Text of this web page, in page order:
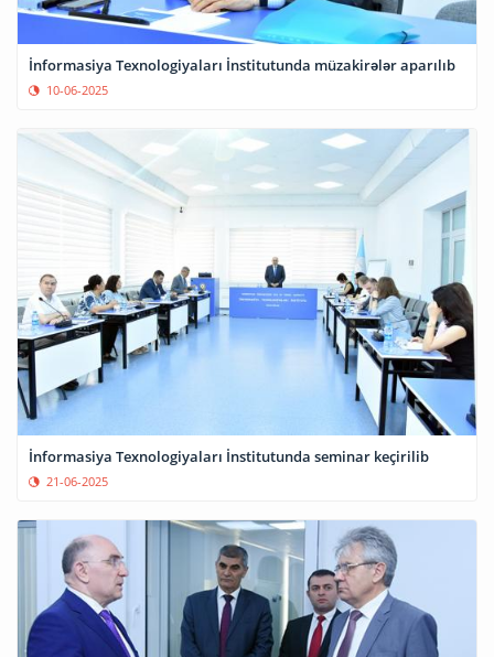
İnformasiya Texnologiyaları İnstitutunda müzakirələr aparılıb
10-06-2025
İnformasiya Texnologiyaları İnstitutunda seminar keçirilib
21-06-2025